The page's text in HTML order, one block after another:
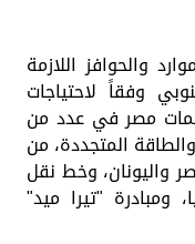
والحوافز اللازمة
وفقاً لاحتياجات
مصر في عدد من
المتجددة، من
واليونان، وخط نقل
ومبادرة "تيرا ميد"